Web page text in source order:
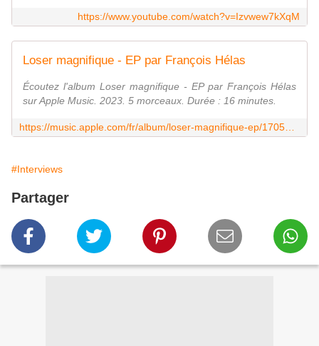
https://www.youtube.com/watch?v=Izvwew7kXqM
Loser magnifique - EP par François Hélas
Écoutez l'album Loser magnifique - EP par François Hélas
sur Apple Music. 2023. 5 morceaux. Durée : 16 minutes.
#Interviews
Partager